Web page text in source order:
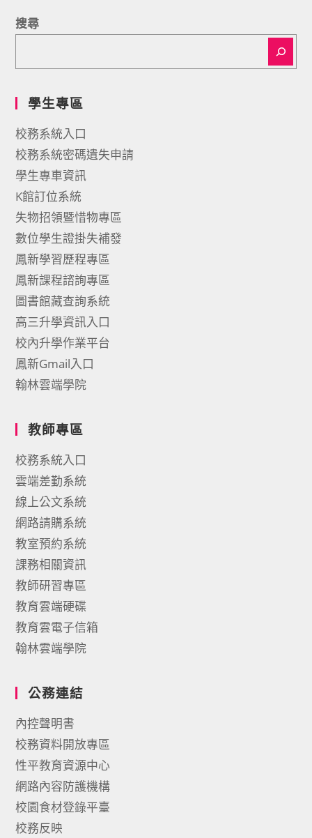
搜尋
學生專區
校務系統入口
校務系統密碼遺失申請
學生專車資訊
K館訂位系統
失物招領暨惜物專區
數位學生證掛失補發
鳳新學習歷程專區
鳳新課程諮詢專區
圖書館藏查詢系統
高三升學資訊入口
校內升學作業平台
鳳新Gmail入口
翰林雲端學院
教師專區
校務系統入口
雲端差勤系統
線上公文系統
網路請購系統
教室預約系統
課務相關資訊
教師研習專區
教育雲端硬碟
教育雲電子信箱
翰林雲端學院
公務連結
內控聲明書
校務資料開放專區
性平教育資源中心
網路內容防護機構
校園食材登錄平臺
校務反映